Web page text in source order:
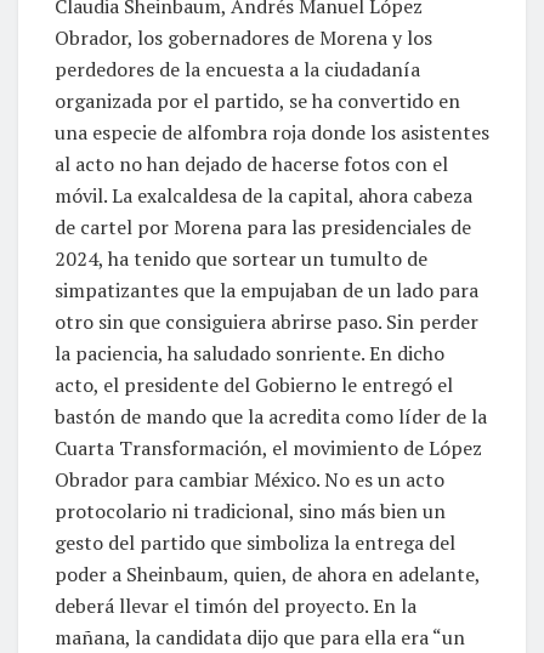
Claudia Sheinbaum, Andrés Manuel López
Obrador, los gobernadores de Morena y los
perdedores de la encuesta a la ciudadanía
organizada por el partido, se ha convertido en
una especie de alfombra roja donde los asistentes
al acto no han dejado de hacerse fotos con el
móvil. La exalcaldesa de la capital, ahora cabeza
de cartel por Morena para las presidenciales de
2024, ha tenido que sortear un tumulto de
simpatizantes que la empujaban de un lado para
otro sin que consiguiera abrirse paso. Sin perder
la paciencia, ha saludado sonriente. En dicho
acto, el presidente del Gobierno le entregó el
bastón de mando que la acredita como líder de la
Cuarta Transformación, el movimiento de López
Obrador para cambiar México. No es un acto
protocolario ni tradicional, sino más bien un
gesto del partido que simboliza la entrega del
poder a Sheinbaum, quien, de ahora en adelante,
deberá llevar el timón del proyecto. En la
mañana, la candidata dijo que para ella era “un